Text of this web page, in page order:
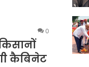
0
कैबिनेट